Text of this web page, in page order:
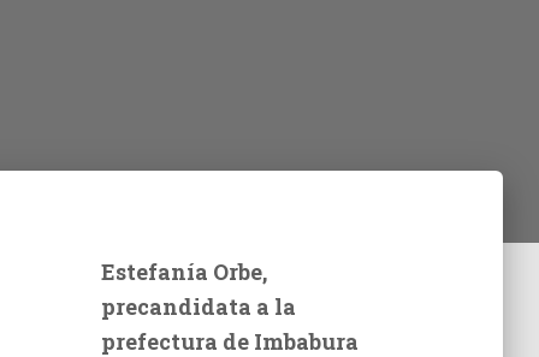
Estefanía Orbe,
precandidata a la
prefectura de Imbabura